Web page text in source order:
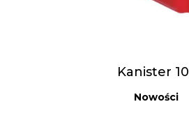
Kanister 10 l
Nowości